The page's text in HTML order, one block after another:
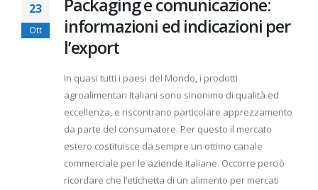
23
Ott
Packaging e comunicazione:
informazioni ed indicazioni per
l’export
In quasi tutti i paesi del Mondo, i prodotti
agroalimentari Italiani sono sinonimo di qualità ed
eccellenza, e riscontrano particolare apprezzamento
da parte del consumatore. Per questo il mercato
estero costituisce da sempre un ottimo canale
commerciale per le aziende italiane. Occorre perciò
ricordare che l’etichetta di un alimento per mercati